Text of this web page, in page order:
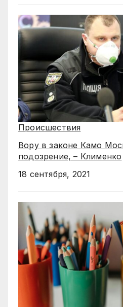
Происшествия
Вору в законе Камо
подозрение, – Клименко
18 сентября, 2021